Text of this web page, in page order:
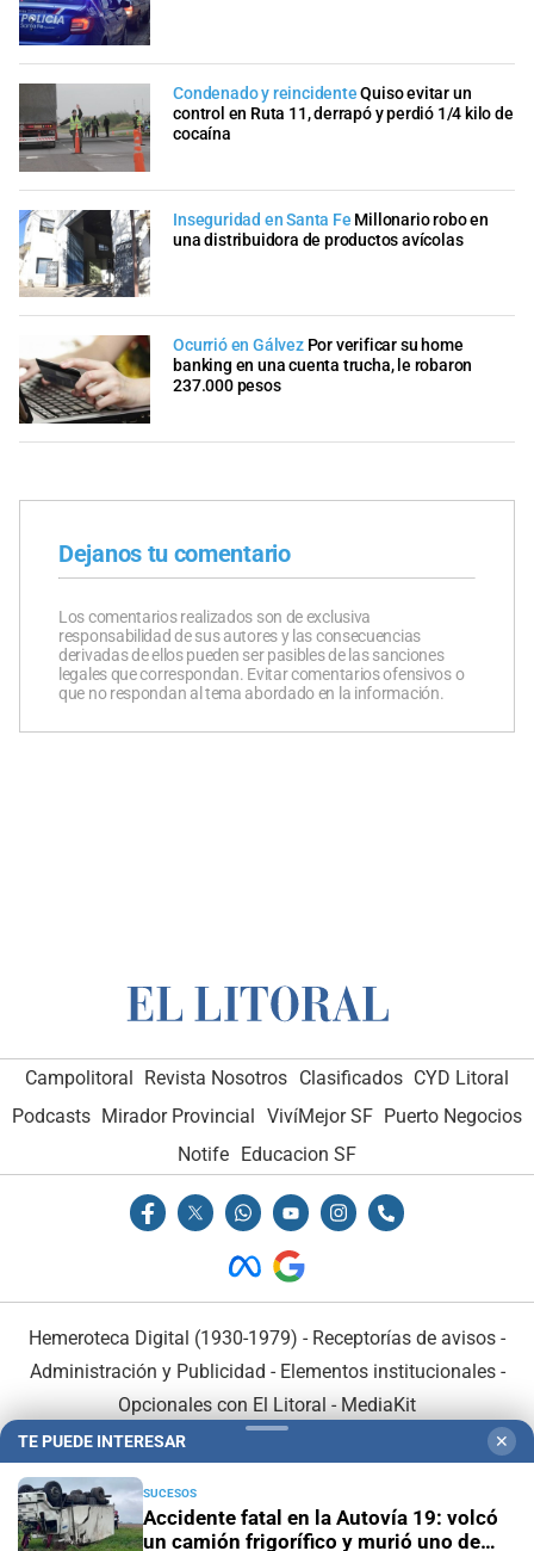
Condenado y reincidenteQuiso evitar un
control en Ruta 11, derrapó y perdió 1/4 kilo de
cocaína
Inseguridad en Santa Fe Millonario robo en
una distribuidora de productos avícolas
Ocurrió en Gálvez Por verificar su home
banking en una cuenta trucha, le robaron
237.000 pesos
Dejanos tu comentario
Los comentarios realizados son de exclusiva
responsabilidad de sus autores y las consecuencias
derivadas de ellos pueden ser pasibles de las sanciones
legales que correspondan. Evitar comentarios ofensivos o
que no respondan al tema abordado en la información.
Campolitoral Revista Nosotros Clasificados CYD Litoral
Podcasts Mirador Provincial VivíMejor SF Puerto Negocios
Notife
Educacion SF
Hemeroteca Digital (1930-1979) - Receptorías de avisos -
Administración y Publicidad - Elementos institucionales-
Opcionales con El Litoral - MediaKit
TE PUEDE INTERESAR ✕
SUCESOS
Accidente fatal en la Autovía 19: volcó
un camión frigorífico y murió uno de